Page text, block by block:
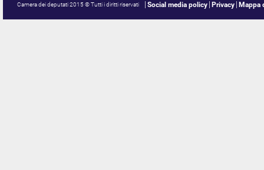
Camera dei deputati 2015 © Tutti i diritti riservati Social media policy Privacy Mappa